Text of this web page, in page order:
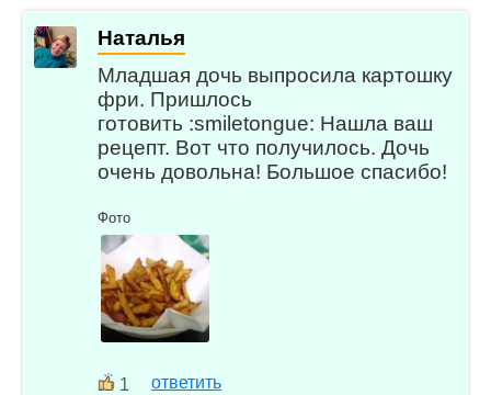
Наталья
Младшая дочь выпросила картошку
фри. Пришлось
готовить :smiletongue: Нашла ваш
рецепт. Вот что получилось. Дочь
очень довольна! Большое спасибо!
Фото
1 ответить